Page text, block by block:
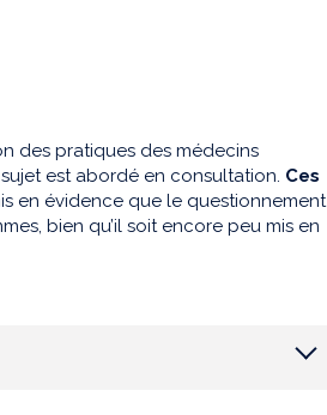
des pratiques des médecins
est abordé en consultation. Ces
en évidence que le questionnement
bien qu’il soit encore peu mis en